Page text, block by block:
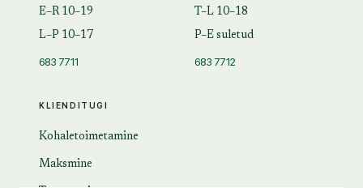
KLIENDITUGI
Kohaletoimetamine
Maksmine
E–R 10–19
L–P 10–17
683 7711
T–L 10–18
P–E suletud
683 7712